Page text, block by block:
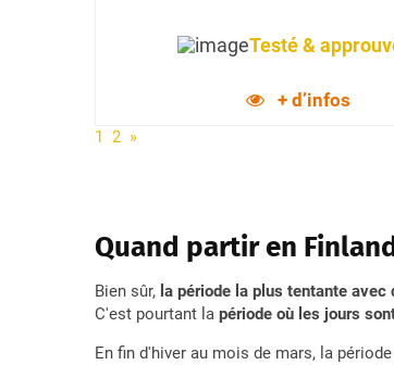
Testé &
+ d’infos
1 2 »
Quand partir en
Bien sûr, la période la plus tentante
C'est pourtant la période où les jours
En fin d'hiver au mois de mars, la